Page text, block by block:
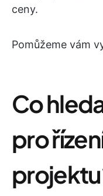
ceny.
Pomůžeme vám
Co
pro